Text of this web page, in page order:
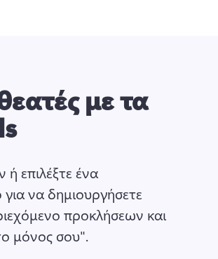
με τα
ή επιλέξτε ένα
να δημιουργήσετε
προκλήσεων και
μόνος σου".